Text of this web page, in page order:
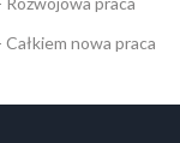
Całkiem nowa praca